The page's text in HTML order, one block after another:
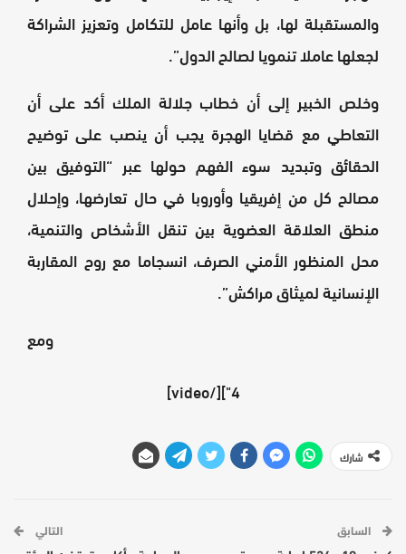
والمستقبلة لها، بل وأنها عامل للتكامل وتعزيز الشراكة
لجعلها عاملا تنمويا لصالح الدول”.
وخلص الخبير إلى أن خطاب جلالة الملك أكد على أن
التعاطي مع قضايا الهجرة يجب أن ينصب على توضيح
الحقائق وتبديد سوء الفهم حولها عبر “التوفيق بين
مصالح كل من إفريقيا وأوروبا في حال تعارضها، وإحلال
منطق العلاقة العضوية بين تنقل الأشخاص والتنمية،
محل المنظور الأمني الصرف، انسجاما مع روح المقاربة
الإنسانية لميثاق مراكش”.
ومع
4"][/video]
شارك
السابق التالي